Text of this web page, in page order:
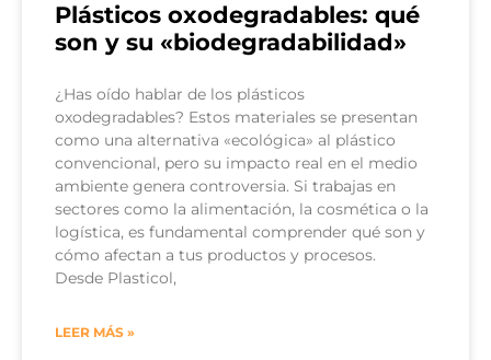
Plásticos oxodegradables: qué
son y su «biodegradabilidad»
¿Has oído hablar de los plásticos
oxodegradables? Estos materiales se presentan
como una alternativa «ecológica» al plástico
convencional, pero su impacto real en el medio
ambiente genera controversia. Si trabajas en
sectores como la alimentación, la cosmética o la
logística, es fundamental comprender qué son y
cómo afectan a tus productos y procesos.
Desde Plasticol,
LEER MÁS »